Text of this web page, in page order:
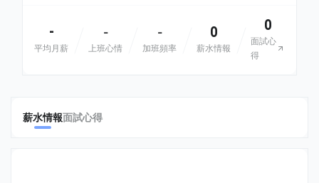
-
平均月薪
-
上班心情
-
加班頻率
0
薪水情報
0
面試心
得
薪水情報面試心得